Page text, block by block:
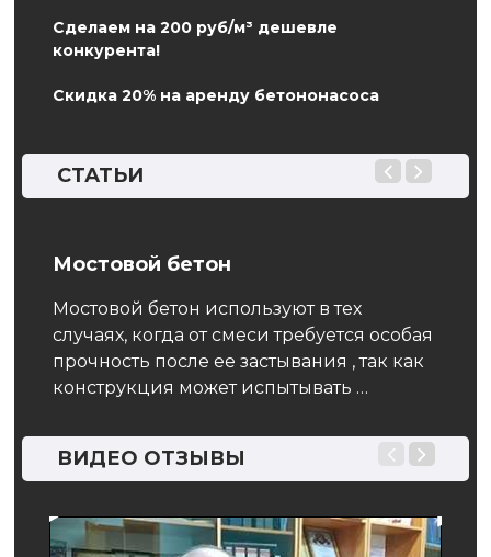
Сделаем на 200 руб/м³ дешевле
конкурента!
Скидка 20% на аренду бетононасоса
СТАТЬИ
Мостовой бетон
Мостовой бетон используют в тех
случаях, когда от смеси требуется особая
прочность после ее застывания , так как
конструкция может испытывать …
ВИДЕО ОТЗЫВЫ